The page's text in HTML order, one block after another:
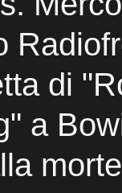
di
a
morte